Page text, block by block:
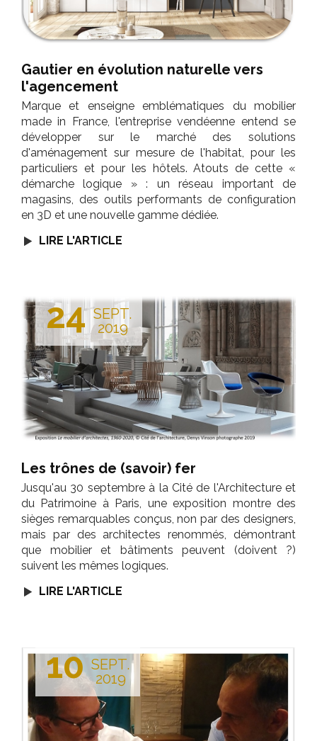
Gautier en évolution naturelle vers
l'agencement
Marque et enseigne emblématiques du mobilier
made in France, l'entreprise vendéenne entend se
développer sur le marché des solutions
d'aménagement sur mesure de l'habitat, pour les
particuliers et pour les hôtels. Atouts de cette «
démarche logique » : un réseau important de
magasins, des outils performants de configuration
en 3D et une nouvelle gamme dédiée.
LIRE L'ARTICLE
24 SEPT.
2019
Les trônes de (savoir) fer
Jusqu'au 30 septembre à la Cité de l'Architecture et
du Patrimoine à Paris, une exposition montre des
sièges remarquables conçus, non par des designers,
mais par des architectes renommés, démontrant
que mobilier et bâtiments peuvent (doivent ?)
suivent les mêmes logiques.
LIRE L'ARTICLE
10 SEPT.
2019